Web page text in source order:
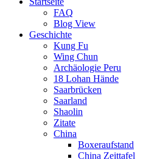
FAQ
Blog View
Geschichte
Kung Fu
Wing Chun
Archäologie Peru
18 Lohan Hände
Saarbrücken
Saarland
Shaolin
Zitate
China
Boxeraufstand
China Zeittafel